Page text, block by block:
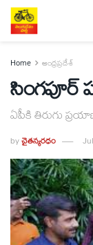
Home ఆంధ్రప్రదేశ్
సింగపూర్‌
ఏపీకి తిరుగు
byచైతన్యరధం